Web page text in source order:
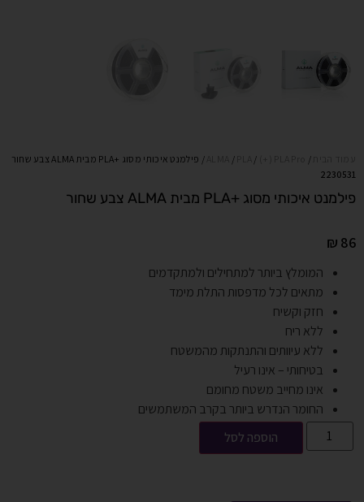
/
/ /
/ פילמנט איכותי מסוג +PLA מבית ALMA צבע שחור
2230531
פילמנט איכותי מסוג +PLA מבית ALMA צבע שחור
₪ 86
המומלץ ביותר למתחילים ולמתקדמים
מתאים לכל מדפסות התלת מימד
חזק וקשיח
ללא ריח
ללא עיוותים והתנתקות מהמשטח
בטיחותי – אינו רעיל
אינו מחייב משטח מחומם
החומר הנדרש ביותר בקרב המשתמשים
הוספה לסל